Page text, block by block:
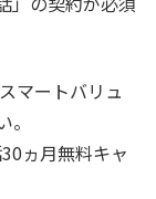
マートバリュ
ヵ月無料キャ